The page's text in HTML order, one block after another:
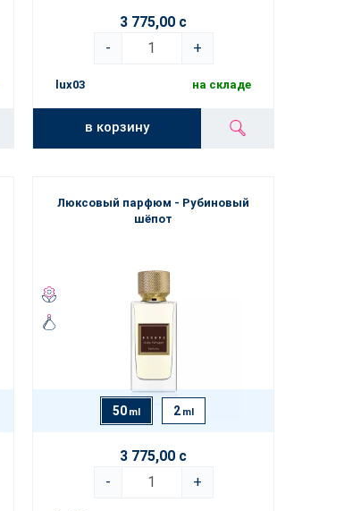
или подарок для близких.
3 775,00 с
-
+
lux03 на складе
в корзину
Люксовый парфюм - Рубиновый
шёпот
50 ml 2 ml
3 775,00 с
-
+